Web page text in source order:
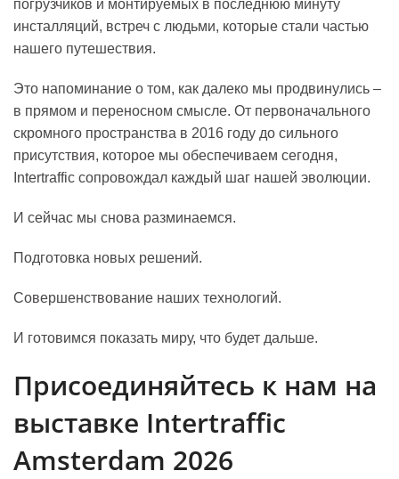
погрузчиков и монтируемых в последнюю минуту
инсталляций, встреч с людьми, которые стали частью
нашего путешествия.
Это напоминание о том, как далеко мы продвинулись –
в прямом и переносном смысле. От первоначального
скромного пространства в 2016 году до сильного
присутствия, которое мы обеспечиваем сегодня,
Intertraffic сопровождал каждый шаг нашей эволюции.
И сейчас мы снова разминаемся.
Подготовка новых решений.
Совершенствование наших технологий.
И готовимся показать миру, что будет дальше.
Присоединяйтесь к нам на
выставке Intertraffic
Amsterdam 2026